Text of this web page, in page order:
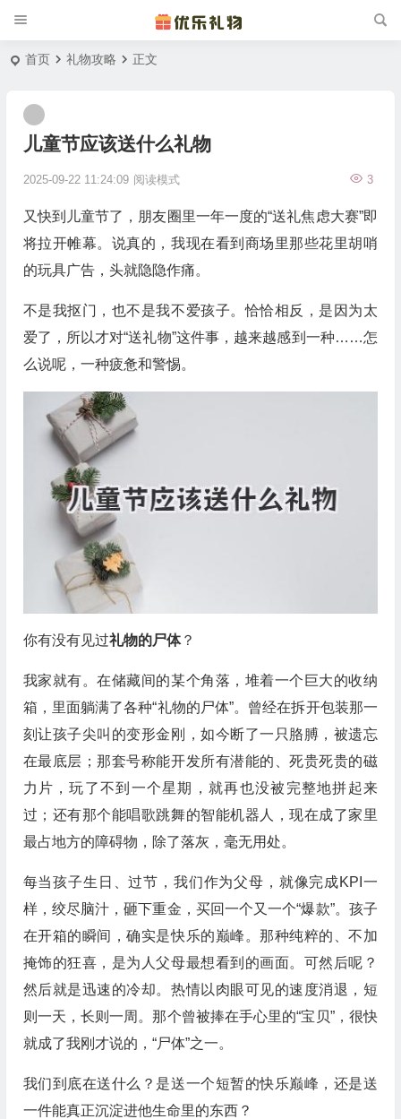
首页 礼物攻略 正文
儿童节应该送什么礼物
2025-09-22 11:24:09 3
阅读模式
又快到儿童节了，朋友圈里一年一度的“送礼焦虑大赛”即
将拉开帷幕。说真的，我现在看到商场里那些花里胡哨
的玩具广告，头就隐隐作痛。
不是我抠门，也不是我不爱孩子。恰恰相反，是因为太
爱了，所以才对“送礼物”这件事，越来越感到一种……怎
么说呢，一种疲惫和警惕。
你有没有见过礼物的尸体？
我家就有。在储藏间的某个角落，堆着一个巨大的收纳
箱，里面躺满了各种“礼物的尸体”。曾经在拆开包装那一
刻让孩子尖叫的变形金刚，如今断了一只胳膊，被遗忘
在最底层；那套号称能开发所有潜能的、死贵死贵的磁
力片，玩了不到一个星期，就再也没被完整地拼起来
过；还有那个能唱歌跳舞的智能机器人，现在成了家里
最占地方的障碍物，除了落灰，毫无用处。
每当孩子生日、过节，我们作为父母，就像完成KPI一
样，绞尽脑汁，砸下重金，买回一个又一个“爆款”。孩子
在开箱的瞬间，确实是快乐的巅峰。那种纯粹的、不加
掩饰的狂喜，是为人父母最想看到的画面。可然后呢？
然后就是迅速的冷却。热情以肉眼可见的速度消退，短
则一天，长则一周。那个曾被捧在手心里的“宝贝”，很快
就成了我刚才说的，“尸体”之一。
我们到底在送什么？是送一个短暂的快乐巅峰，还是送
一件能真正沉淀进他生命里的东西？